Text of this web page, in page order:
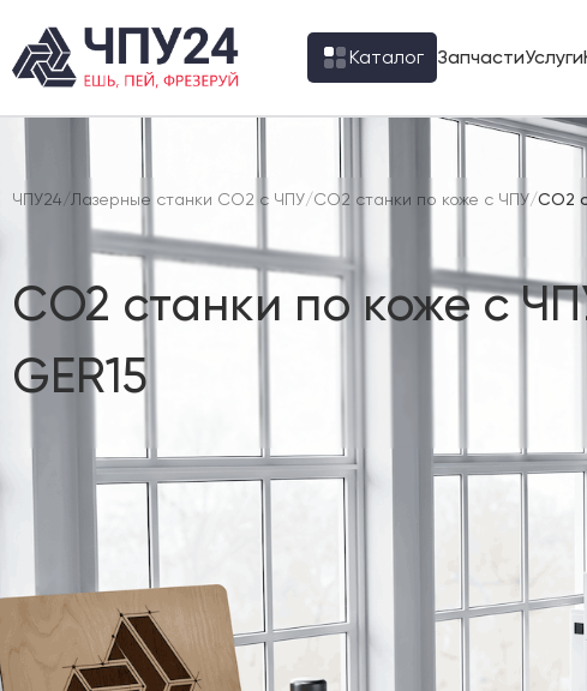
Каталог ЗапчастиУслуги
ЧПУ24/Лазерные станки CO2 с ЧПУ/CO2 станки по коже с ЧПУ/CO2
CO2 станки по коже с
GER15